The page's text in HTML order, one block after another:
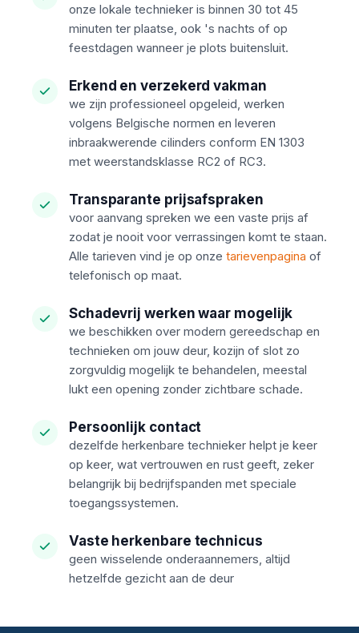
onze lokale technieker is binnen 30 tot 45
minuten ter plaatse, ook 's nachts of op
feestdagen wanneer je plots buitensluit.
Erkend en verzekerd vakman
we zijn professioneel opgeleid, werken
volgens Belgische normen en leveren
inbraakwerende cilinders conform EN 1303
met weerstandsklasse RC2 of RC3.
Transparante prijsafspraken
voor aanvang spreken we een vaste prijs af
zodat je nooit voor verrassingen komt te staan.
Alle tarieven vind je op onze tarievenpagina of
telefonisch op maat.
Schadevrij werken waar mogelijk
we beschikken over modern gereedschap en
technieken om jouw deur, kozijn of slot zo
zorgvuldig mogelijk te behandelen, meestal
lukt een opening zonder zichtbare schade.
Persoonlijk contact
dezelfde herkenbare technieker helpt je keer
op keer, wat vertrouwen en rust geeft, zeker
belangrijk bij bedrijfspanden met speciale
toegangssystemen.
Vaste herkenbare technicus
geen wisselende onderaannemers, altijd
hetzelfde gezicht aan de deur